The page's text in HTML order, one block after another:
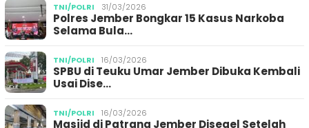
TNI/POLRI 31/03/2026
Polres Jember Bongkar 15 Kasus Narkoba
Selama Bula…
TNI/POLRI 16/03/2026
SPBU di Teuku Umar Jember Dibuka Kembali
Usai Dise…
TNI/POLRI 16/03/2026
Masjid di Patrang Jember Disegel Setelah